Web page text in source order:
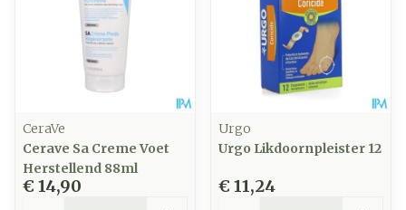
CeraVe
Cerave Sa Creme Voet
Herstellend 88ml
€ 14,90
Urgo
Urgo Likdoornpleister 12
€ 11,24